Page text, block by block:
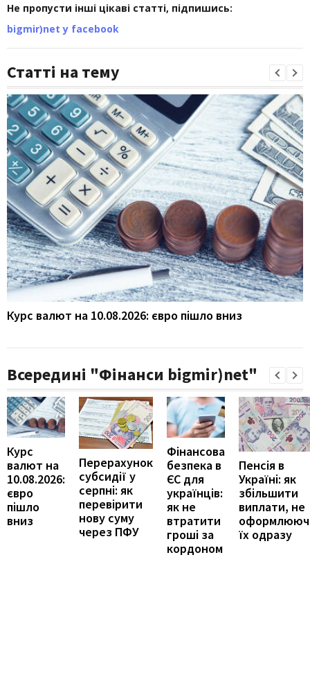
Не пропусти інші цікаві статті, підпишись:
bigmir)net у facebook
Статті на тему
Курс валют на 10.08.2026: євро пішло вниз
Всередині "Фінанси bigmir)net"
Курс
валют на
10.08.2026:
євро
пішло
вниз
Перерахунок
субсидії у
серпні: як
перевірити
нову суму
через ПФУ
Фінансова
безпека в
ЄС для
українців:
як не
втратити
гроші за
кордоном
Пенсія в
Україні: як
збільшити
виплати, не
їх одразу